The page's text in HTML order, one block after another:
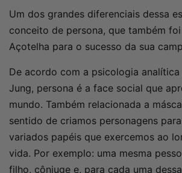
Um dos grandes diferenciais dessa
conceito de persona, que também
Açotelha para o sucesso da sua
De acordo com a psicologia analítica
Jung, persona é a face social que
mundo. Também relacionada a
sentido de criamos personagens
variados papéis que exercemos ao
vida. Por exemplo: uma mesma
filho, cônjuge e, para cada uma